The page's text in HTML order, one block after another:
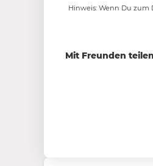
Hinweis: Wenn Du zum
Mit Freunden